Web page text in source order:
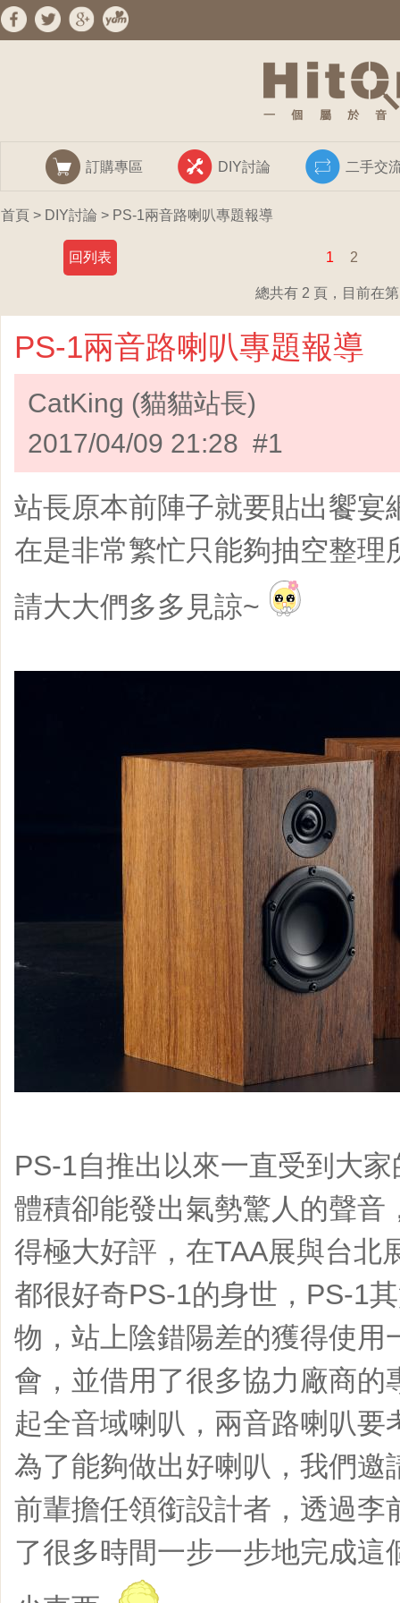
訂購專區 DIY討論 二手交
首頁 > DIY討論 > PS-1兩音路喇叭專題報導
回列表 1 2
總共有 2 頁，目前在
PS-1兩音路喇叭專題報導
CatKing (貓貓站長)
2017/04/09 21:28 #1
站長原本前陣子就要貼出饗宴
在是非常繁忙只能夠抽空整理
請大大們多多見諒~
PS-1自推出以來一直受到大
體積卻能發出氣勢驚人的聲音
得極大好評，在TAA展與台北
都很好奇PS-1的身世，PS-1
物，站上陰錯陽差的獲得使用
會，並借用了很多協力廠商的
起全音域喇叭，兩音路喇叭要
為了能夠做出好喇叭，我們邀
前輩擔任領銜設計者，透過李
了很多時間一步一步地完成這